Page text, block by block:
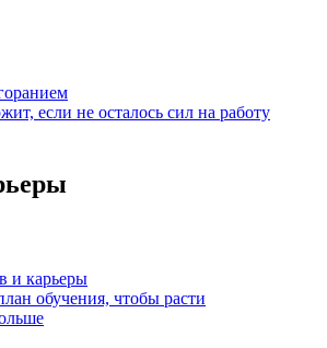
если не осталось сил на работу
и карьеры
обучения, чтобы расти